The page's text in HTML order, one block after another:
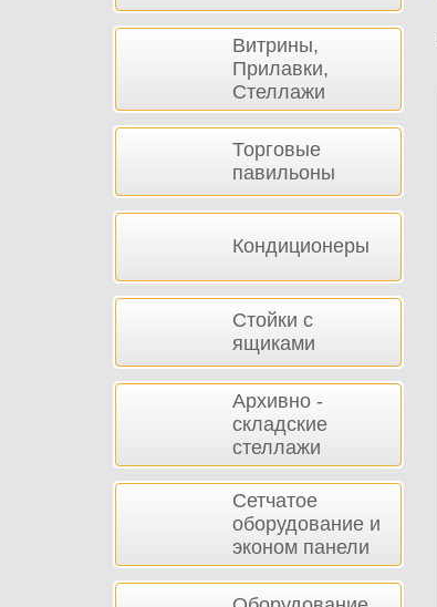
Витрины,
Прилавки,
Стеллажи
Торговые
павильоны
Кондиционеры
Стойки с
ящиками
Архивно -
складские
стеллажи
Сетчатое
оборудование и
эконом панели